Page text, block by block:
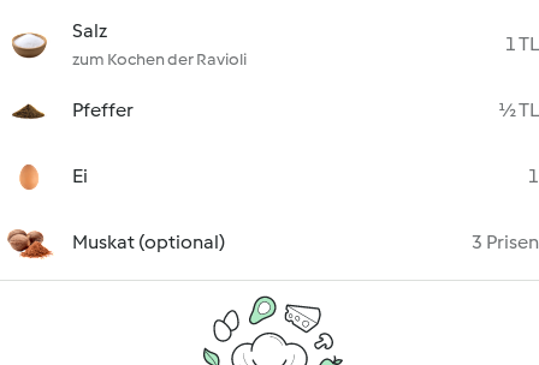
Salz
zum Kochen der Ravioli
1 TL
Pfeffer ½ TL
Ei 1
Muskat (optional) 3 Prisen